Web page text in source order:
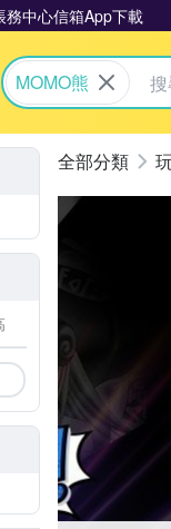
務中心信箱App下載
Yahoo拍賣
MOMO熊